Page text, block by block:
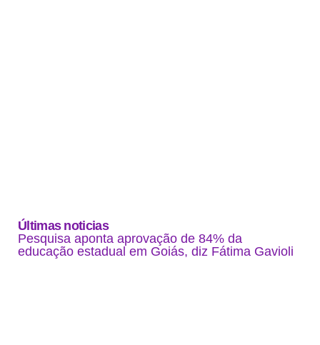
Últimas noticias
Pesquisa aponta aprovação de 84% da
educação estadual em Goiás, diz Fátima Gavioli